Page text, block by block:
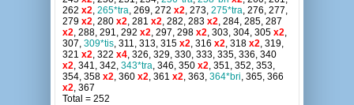
262 x2, 265*tra, 269, 272 x2, 273, 275*tra, 276, 277,
279 x2, 280 x2, 281 x2, 282, 283 x2, 284, 285, 287
x2, 288, 291, 292 x2, 297, 298 x2, 303, 304, 305 x2,
307, 309*tis, 311, 313, 315 x2, 316 x2, 318 x2, 319,
321 x2, 322 x4, 326, 329, 330, 333, 335, 336, 340
x2, 341, 342, 343*tra, 346, 350 x2, 351, 352, 353,
354, 358 x2, 360 x2, 361 x2, 363, 364*bri, 365, 366
x2, 367
Total = 252